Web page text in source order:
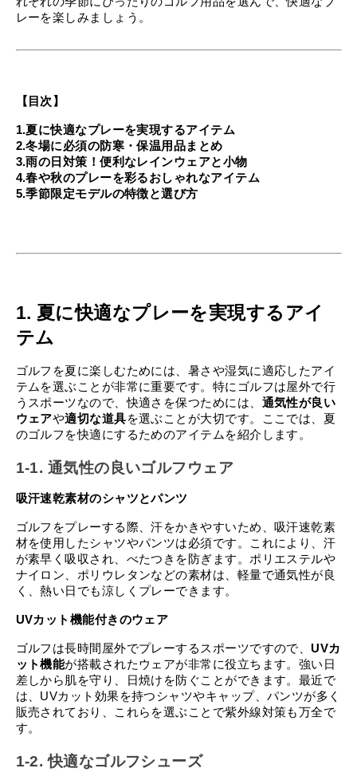
レーを楽しみましょう。
【目次】
1.夏に快適なプレーを実現するアイテム
2.冬場に必須の防寒・保温用品まとめ
3.雨の日対策！便利なレインウェアと小物
4.春や秋のプレーを彩るおしゃれなアイテム
5.季節限定モデルの特徴と選び方
1. 夏に快適なプレーを実現するアイ
テム
ゴルフを夏に楽しむためには、暑さや湿気に適応したアイ
テムを選ぶことが非常に重要です。特にゴルフは屋外で行
うスポーツなので、快適さを保つためには、 通気性が良い
ウェアや適切な道具を選ぶことが大切です。ここでは、夏
のゴルフを快適にするためのアイテムを紹介します。
1-1. 通気性の良いゴルフウェア
吸汗速乾素材のシャツとパンツ
ゴルフをプレーする際、汗をかきやすいため、吸汗速乾素
材を使用したシャツやパンツは必須です。これにより、汗
が素早く吸収され、べたつきを防ぎます。ポリエステルや
ナイロン、ポリウレタンなどの素材は、軽量で通気性が良
く、熱い日でも涼しくプレーできます。
UVカット機能付きのウェア
ゴルフは長時間屋外でプレーするスポーツですので、UVカ
ット機能が搭載されたウェアが非常に役立ちます。強い日
差しから肌を守り、日焼けを防ぐことができます。最近で
は、UVカット効果を持つシャツやキャップ、パンツが多く
販売されており、これらを選ぶことで紫外線対策も万全で
す。
1-2. 快適なゴルフシューズ